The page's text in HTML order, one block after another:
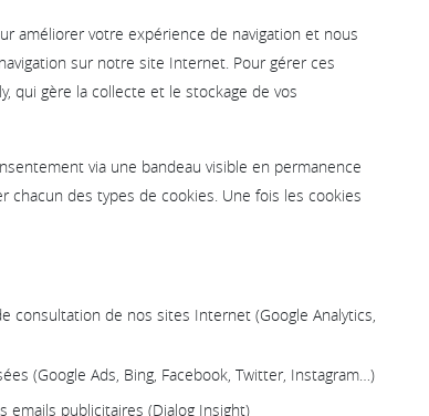
améliorer votre expérience de navigation et nous
sur notre site Internet. Pour gérer ces
qui gère la collecte et le stockage de vos
via une bandeau visible en permanence
des types de cookies. Une fois les cookies
consultation de nos sites Internet (Google Analytics,
(Google Ads, Bing, Facebook, Twitter, Instagram…)
emails publicitaires (Dialog Insight)